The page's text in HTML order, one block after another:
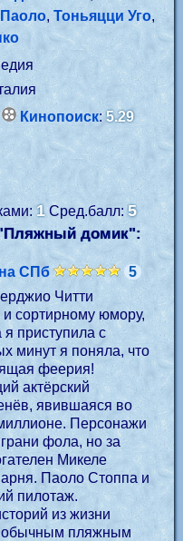
, Тоньяцци Уго,
Кинопоиск: 5.29
1Сред.балл: 5
домик":
СПб
5
Читти
и сортирному юмору,
приступила с
минут я поняла, что
феерия!
актёрский
явившаяся во
Персонажи
фола, но за
Микеле
Паоло Стоппа и
пилотаж.
из жизни
обычным пляжным